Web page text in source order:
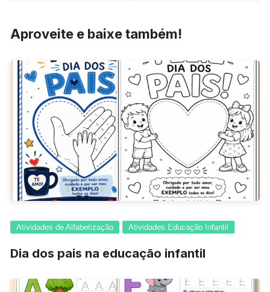
Aproveite e baixe também!
Atividades de Alfabetização Atividades Educação Infantil
Dia dos pais na educação infantil